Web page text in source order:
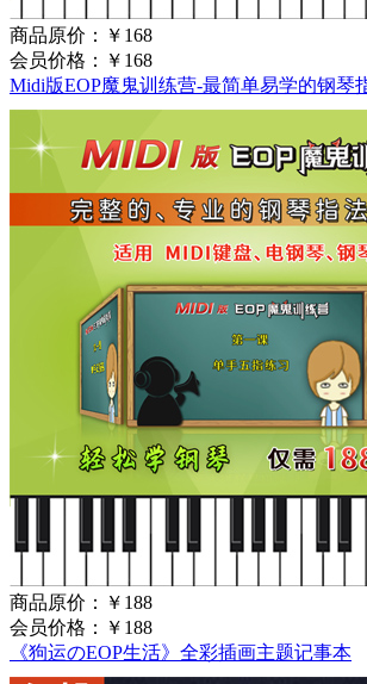
商品原价：
￥168
会员价格：
￥168
Midi版EOP魔鬼训练营-最简单易学的钢琴
商品原价：
￥188
会员价格：
￥188
《狗运のEOP生活》全彩插画主题记事本